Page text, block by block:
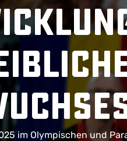
im Olympischen und